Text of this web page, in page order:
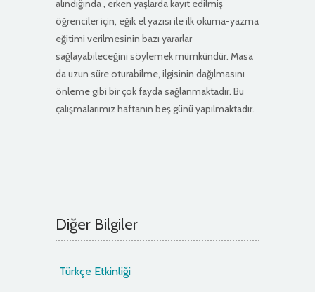
alındığında , erken yaşlarda kayıt edilmiş
öğrenciler için, eğik el yazısı ile ilk okuma-yazma
eğitimi verilmesinin bazı yararlar
sağlayabileceğini söylemek mümkündür. Masa
da uzun süre oturabilme, ilgisinin dağılmasını
önleme gibi bir çok fayda sağlanmaktadır. Bu
çalışmalarımız haftanın beş günü yapılmaktadır.
Diğer Bilgiler
Türkçe Etkinliği